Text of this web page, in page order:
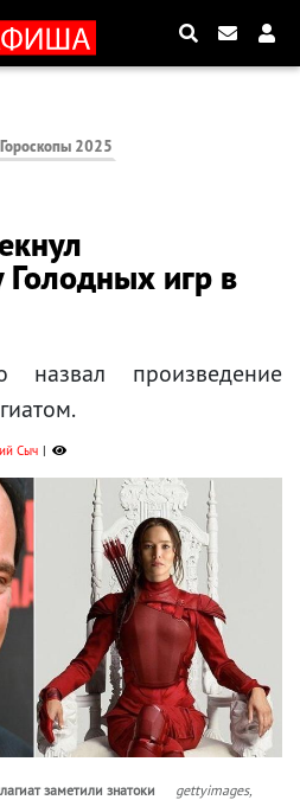
Гороскопы 2025
Голодных игр в
назвал произведение
Сыч
заметили знатоки
gettyimages,